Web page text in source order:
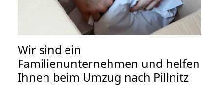
Wir sind ein
Familienunternehmen und helfen
Ihnen beim Umzug nach Pillnitz